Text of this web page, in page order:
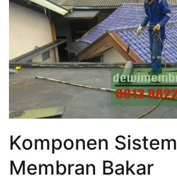
Komponen Sistem
Membran Bakar